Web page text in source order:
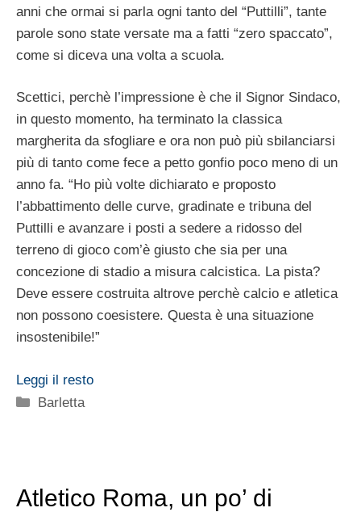
anni che ormai si parla ogni tanto del “Puttilli”, tante
parole sono state versate ma a fatti “zero spaccato”,
come si diceva una volta a scuola.
Scettici, perchè l’impressione è che il Signor Sindaco,
in questo momento, ha terminato la classica
margherita da sfogliare e ora non può più sbilanciarsi
più di tanto come fece a petto gonfio poco meno di un
anno fa. “Ho più volte dichiarato e proposto
l’abbattimento delle curve, gradinate e tribuna del
Puttilli e avanzare i posti a sedere a ridosso del
terreno di gioco com’è giusto che sia per una
concezione di stadio a misura calcistica. La pista?
Deve essere costruita altrove perchè calcio e atletica
non possono coesistere. Questa è una situazione
insostenibile!”
Leggi il resto
Categorie
Barletta
Atletico Roma, un po’ di